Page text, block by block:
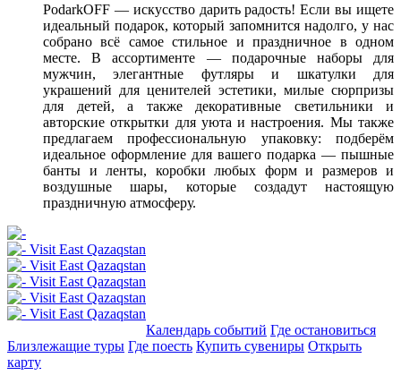
PodarkOFF — искусство дарить радость! Если вы ищете
идеальный подарок, который запомнится надолго, у нас
собрано всё самое стильное и праздничное в одном
месте. В ассортименте — подарочные наборы для
мужчин, элегантные футляры и шкатулки для
украшений для ценителей эстетики, милые сюрпризы
для детей, а также декоративные светильники и
авторские открытки для уюта и настроения. Мы также
предлагаем профессиональную упаковку: подберём
идеальное оформление для вашего подарка — пышные
банты и ленты, коробки любых форм и размеров и
воздушные шары, которые создадут настоящую
праздничную атмосферу.
Календарь событий Где остановиться
Близлежащие туры Где поесть Купить сувениры Открыть
карту